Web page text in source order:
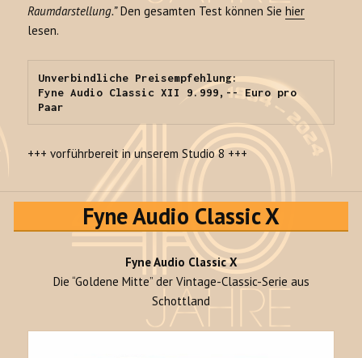
Raumdarstellung.”Den gesamten Test können Siehier
lesen.
Unverbindliche Preisempfehlung:
Fyne Audio Classic XII 9.999,-- Euro pro
Paar
+++ vorführbereit in unserem Studio 8 +++
Fyne Audio Classic X
Fyne Audio Classic X
Die “Goldene Mitte” der Vintage-Classic-Serie aus
Schottland